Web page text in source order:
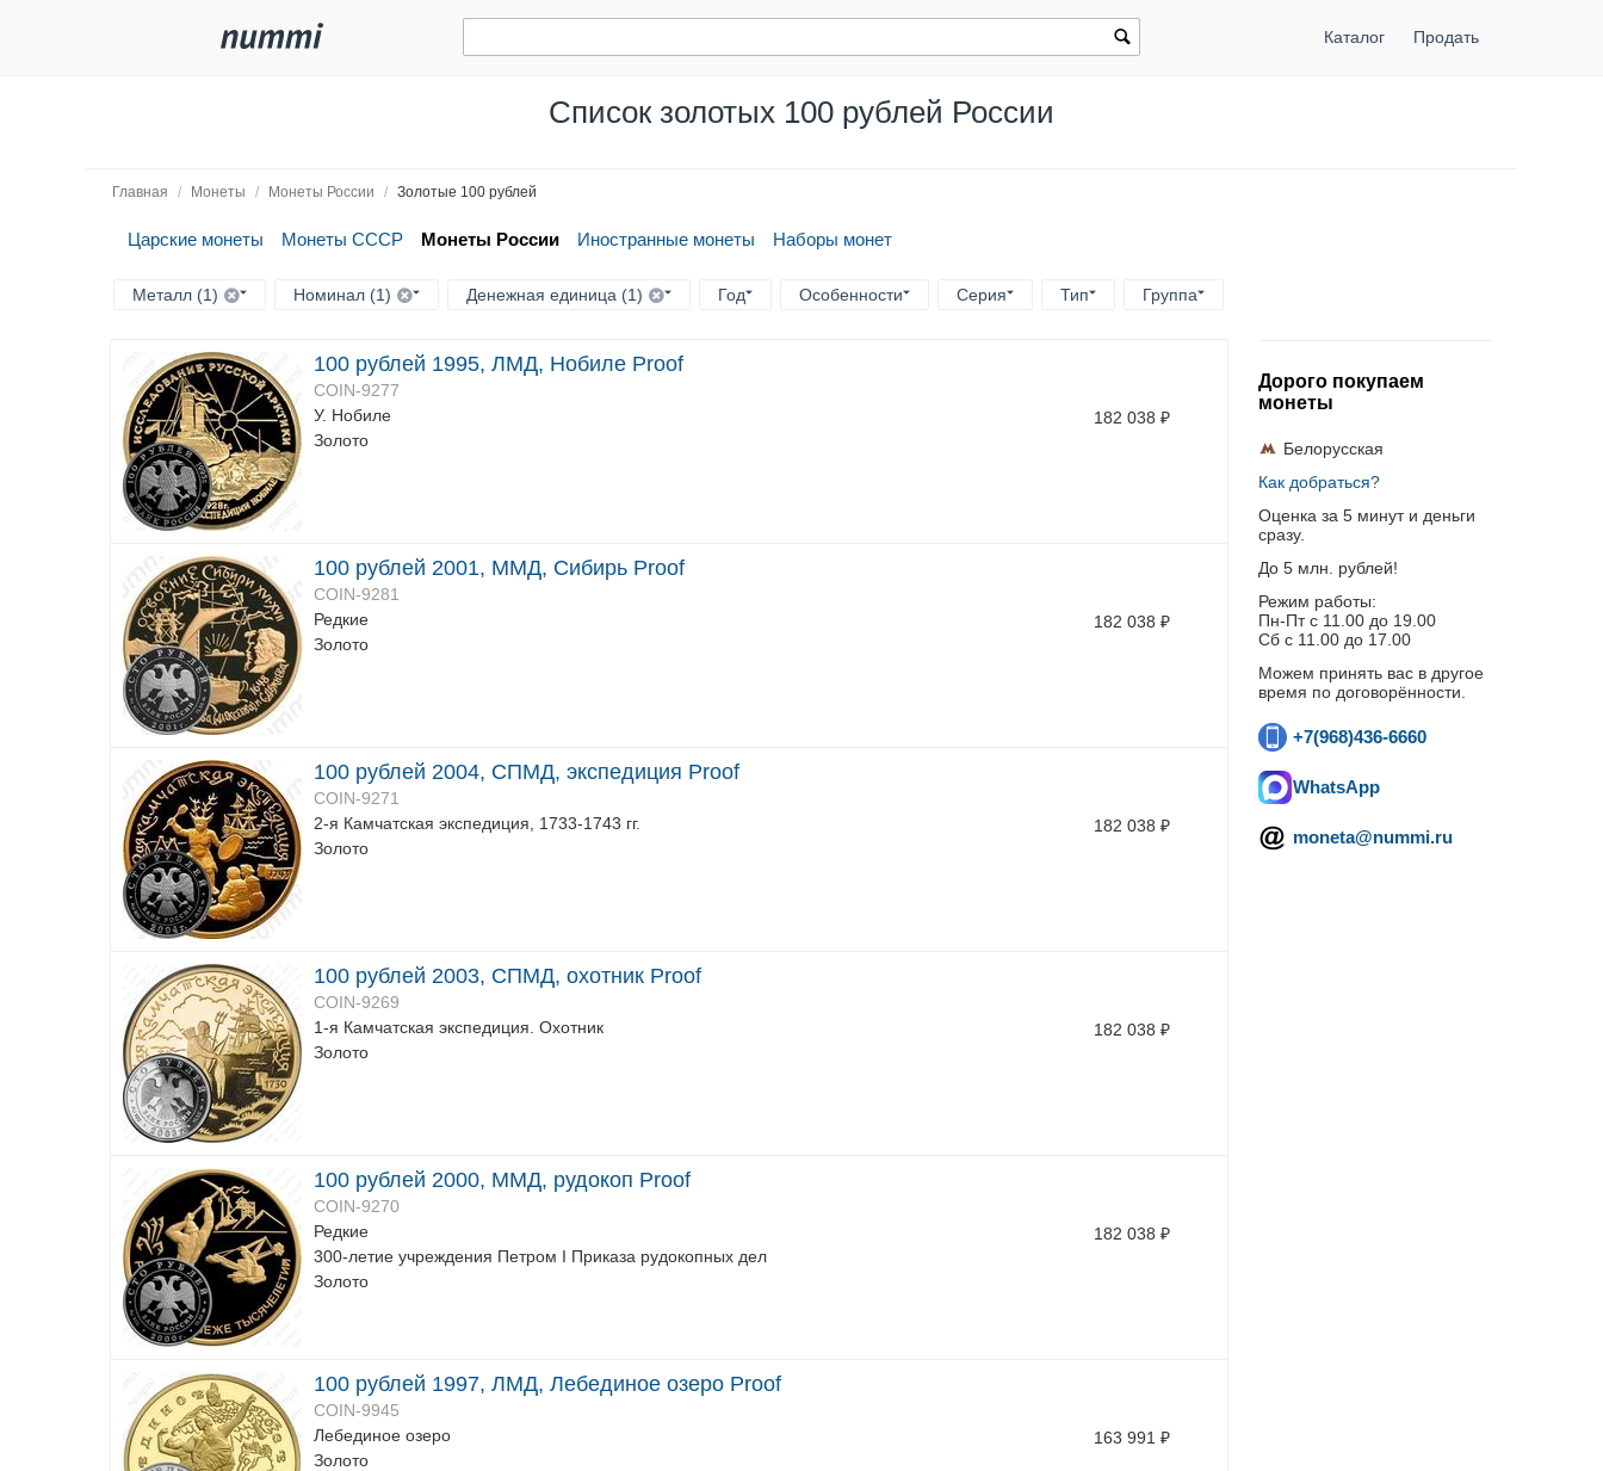
Каталог Продать
Список золотых 100 рублей России
Главная / Монеты / Монеты России / Золотые 100 рублей
Царские монеты Монеты СССР Монеты России Иностранные монеты Наборы монет
Металл (1) Номинал (1) Денежная единица (1) Год Особенности Серия Тип Группа
100 рублей 1995, ЛМД, Нобиле Proof
COIN-9277
У. Нобиле
Золото
182 038 ₽
100 рублей 2001, ММД, Сибирь Proof
COIN-9281
Редкие
Золото
182 038 ₽
100 рублей 2004, СПМД, экспедиция Proof
COIN-9271
2-я Камчатская экспедиция, 1733-1743 гг.
Золото
182 038 ₽
100 рублей 2003, СПМД, охотник Proof
COIN-9269
1-я Камчатская экспедиция. Охотник
Золото
182 038 ₽
100 рублей 2000, ММД, рудокоп Proof
COIN-9270
Редкие
300-летие учреждения Петром I Приказа рудокопных дел
Золото
182 038 ₽
100 рублей 1997, ЛМД, Лебединое озеро Proof
COIN-9945
Лебединое озеро
Золото
163 991 ₽
Дорого покупаем
монеты
Белорусская
Как добраться?
Оценка за 5 минут и деньги
сразу.
До 5 млн. рублей!
Режим работы:
Пн-Пт c 11.00 до 19.00
Сб с 11.00 до 17.00
Можем принять вас в другое
время по договорённости.
+7(968)436-6660
WhatsApp
moneta@nummi.ru